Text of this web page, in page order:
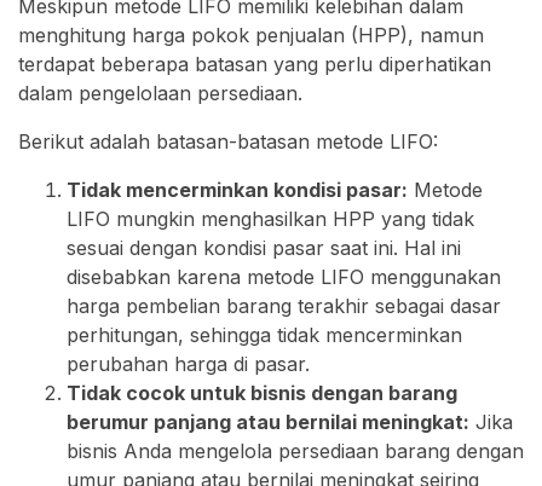
Meskipun metode LIFO memiliki kelebihan dalam
menghitung harga pokok penjualan (HPP), namun
terdapat beberapa batasan yang perlu diperhatikan
dalam pengelolaan persediaan.
Berikut adalah batasan-batasan metode LIFO:
Tidak mencerminkan kondisi pasar: Metode
LIFO mungkin menghasilkan HPP yang tidak
sesuai dengan kondisi pasar saat ini. Hal ini
disebabkan karena metode LIFO menggunakan
harga pembelian barang terakhir sebagai dasar
perhitungan, sehingga tidak mencerminkan
perubahan harga di pasar.
Tidak cocok untuk bisnis dengan barang
berumur panjang atau bernilai meningkat: Jika
bisnis Anda mengelola persediaan barang dengan
umur panjang atau bernilai meningkat seiring